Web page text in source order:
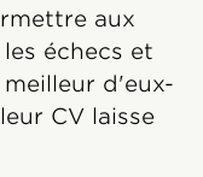
aux
échecs et
d'eux-
CV laisse